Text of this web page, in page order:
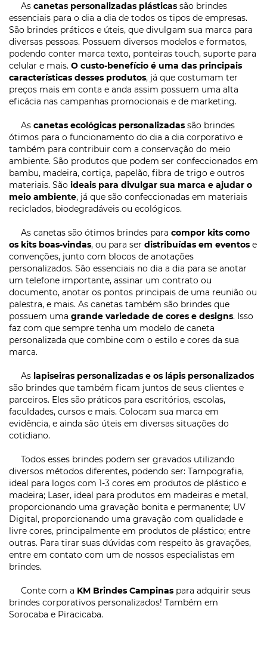
As canetas personalizadas plásticas são brindes
essenciais para o dia a dia de todos os tipos de empresas.
São brindes práticos e úteis, que divulgam sua marca para
diversas pessoas. Possuem diversos modelos e formatos,
podendo conter marca texto, ponteiras touch, suporte para
celular e mais. O custo-benefício é uma das principais
características desses produtos, já que costumam ter
preços mais em conta e anda assim possuem uma alta
eficácia nas campanhas promocionais e de marketing.
As canetas ecológicas personalizadas são brindes
ótimos para o funcionamento do dia a dia corporativo e
também para contribuir com a conservação do meio
ambiente. São produtos que podem ser confeccionados em
bambu, madeira, cortiça, papelão, fibra de trigo e outros
materiais. São ideais para divulgar sua marca e ajudar o
meio ambiente, já que são confeccionadas em materiais
reciclados, biodegradáveis ou ecológicos.
As canetas são ótimos brindes para compor kits como
os kits boas-vindas, ou para ser distribuídas em eventos e
convenções, junto com blocos de anotações
personalizados. São essenciais no dia a dia para se anotar
um telefone importante, assinar um contrato ou
documento, anotar os pontos principais de uma reunião ou
palestra, e mais. As canetas também são brindes que
possuem uma grande variedade de cores e designs. Isso
faz com que sempre tenha um modelo de caneta
personalizada que combine com o estilo e cores da sua
marca.
As lapiseiras personalizadas e os lápis personalizados
são brindes que também ficam juntos de seus clientes e
parceiros. Eles são práticos para escritórios, escolas,
faculdades, cursos e mais. Colocam sua marca em
evidência, e ainda são úteis em diversas situações do
cotidiano.
Todos esses brindes podem ser gravados utilizando
diversos métodos diferentes, podendo ser: Tampografia,
ideal para logos com 1-3 cores em produtos de plástico e
madeira; Laser, ideal para produtos em madeiras e metal,
proporcionando uma gravação bonita e permanente; UV
Digital, proporcionando uma gravação com qualidade e
livre cores, principalmente em produtos de plástico; entre
outras. Para tirar suas dúvidas com respeito às gravações,
entre em contato com um de nossos especialistas em
brindes.
Conte com a KM Brindes Campinas para adquirir seus
brindes corporativos personalizados! Também em
Sorocaba e Piracicaba.